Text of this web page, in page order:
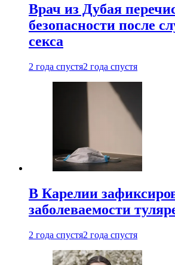
Врач из Дубая
безопасности после
секса
2 года спустя2 года спустя
В Карелии
заболеваемости
2 года спустя2 года спустя